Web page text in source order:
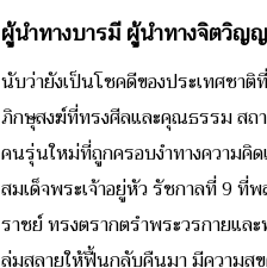
ผู้นำทางบารมี ผู้นำทางจิตวิญ
นับว่ายังเป็นโชคดีของประเทศชา
ภิกษุสงฆ์ที่ทรงศีลและคุณธรรม สถา
คนรุ่นใหม่ที่ถูกครอบงำทางความคิ
สมเด็จพระเจ้าอยู่หัว รัชกาลที่ 9
ราชย์ ทรงตรากตรำพระวรกายแ
ล่มสลายให้ฟื้นกลับคืนมา มีความสุ